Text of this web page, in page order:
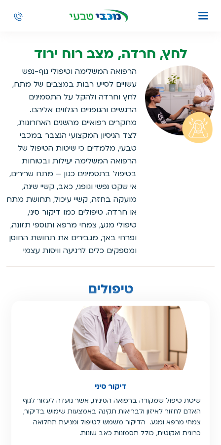
לחץ, חרדה, מצב רוח ירוד
הרפואה המשלימה וטיפולי גוף-נפש
עשויים לסייע רבות במצבים של מתח,
לחץ וחרדה ולהקל על התסמינים
הרגשיים והגופניים הנלווים אליהם.
מחקרים רפואיים מהשנים האחרונות,
לצד הניסיון המקצועי הנצבר במכבי
טבעי, מלמדים כי שיטות הטיפול של
הרפואה המשלימה יעילות ובטוחות
בטיפול בתסמינים כגון – מתח שרירים,
אי שקט נפשי וגופני, כאב, קשיי שינה,
מועקה בחזה, קשיי עיכול, תחושת מתח
או חרדה. טיפולים כמו דיקור סיני,
טיפולי מגע, צמחי מרפא ותוספי תזונה,
ופרחי באך, מגבירים את תחושת החוסן
ומספקים כלים לרגיעה וויסות עצמי
טיפולים
דיקור סיני
שיטת טיפול שמקורה ברפואה הסינית, אשר נועדה לעזור לגוף
האדם לחזור לאיזון ולבריאות תקינה באמצעות שימוש בדיקור,
צמחי מרפא ומגע. הדיקור משמש לטיפול ומניעת תחלואה
כרונית ואקוטית, כולל תסמונות כאב שונות.